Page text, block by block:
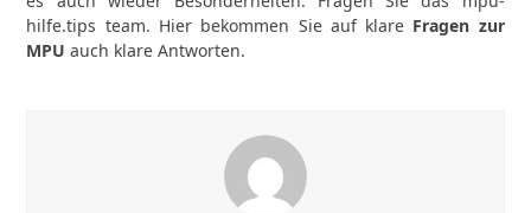
hilfe.tips team. Hier bekommen Sie auf klare Fragen zur
MPU auch klare Antworten.